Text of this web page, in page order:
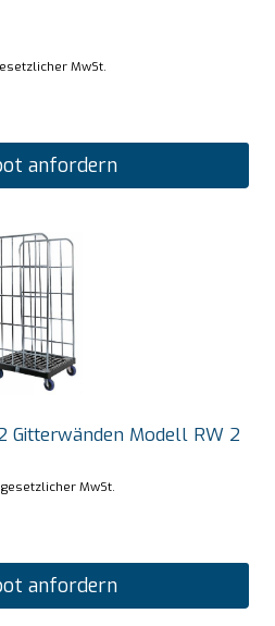
MwSt.
anfordern
Gitterwänden Modell RW 2
MwSt.
anfordern